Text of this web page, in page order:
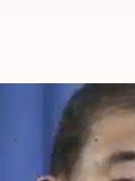
Sep 30, 2024